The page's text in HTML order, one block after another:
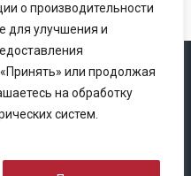
о производительности
для улучшения и
или продолжая
на обработку
систем.
«Некоммерческого
страхового рынка